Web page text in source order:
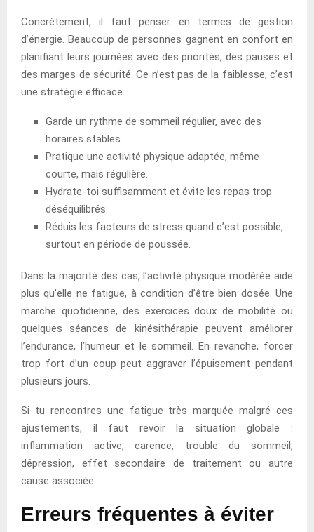
Concrètement, il faut penser en termes de gestion
d’énergie. Beaucoup de personnes gagnent en confort en
planifiant leurs journées avec des priorités, des pauses et
des marges de sécurité. Ce n’est pas de la faiblesse, c’est
une stratégie efficace.
Garde un rythme de sommeil régulier, avec des
horaires stables.
Pratique une activité physique adaptée, même
courte, mais régulière.
Hydrate-toi suffisamment et évite les repas trop
déséquilibrés.
Réduis les facteurs de stress quand c’est possible,
surtout en période de poussée.
Dans la majorité des cas, l’activité physique modérée aide
plus qu’elle ne fatigue, à condition d’être bien dosée. Une
marche quotidienne, des exercices doux de mobilité ou
quelques séances de kinésithérapie peuvent améliorer
l’endurance, l’humeur et le sommeil. En revanche, forcer
trop fort d’un coup peut aggraver l’épuisement pendant
plusieurs jours.
Si tu rencontres une fatigue très marquée malgré ces
ajustements, il faut revoir la situation globale :
inflammation active, carence, trouble du sommeil,
dépression, effet secondaire de traitement ou autre
cause associée.
Erreurs fréquentes à éviter